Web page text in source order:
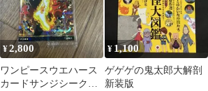
¥2,800
ワンピースウエハース
カードサンジシークレ
¥ 1,100
ゲゲゲの鬼太郎大解剖
新装版